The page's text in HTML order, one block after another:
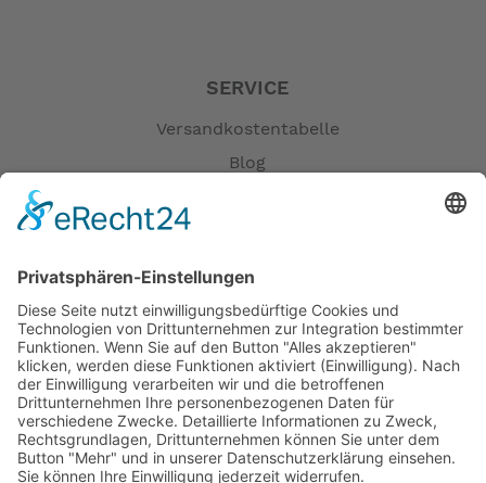
SERVICE
Versandkostentabelle
Blog
Versandpartner
Verfügbarkeiten
Zahlung und Versand
Datenschutz
Fernabsatz